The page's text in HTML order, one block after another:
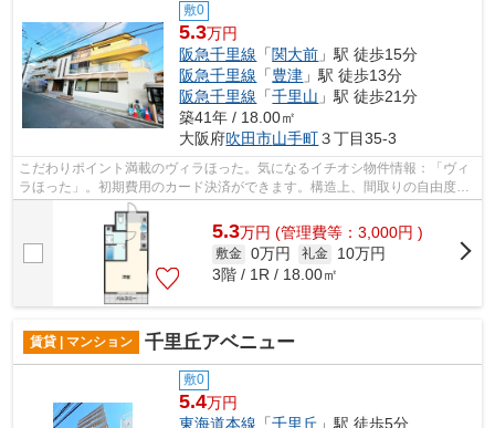
敷0
5.3万円
阪急千里線 「関大前 」駅 徒歩15分
阪急千里線 「豊津 」駅 徒歩13分
阪急千里線 「千里山 」駅 徒歩21分
築41年 / 18.00㎡
大阪府吹田市山手町３丁目35-3
こだわりポイント満載のヴィラほった。気になるイチオシ物件情報：「ヴィ
ラほった」。初期費用のカード決済ができます。構造上、間取りの自由度が
高いのが鉄骨造の魅力。阪急千里線関...
5.3万円 (管理費等：3,000円 )
敷金 0万円 礼金
10万円
3階 / 1R / 18.00㎡
賃貸 | マンション 千里丘アベニュー
敷0
5.4万円
東海道本線 「千里丘 」駅 徒歩5分